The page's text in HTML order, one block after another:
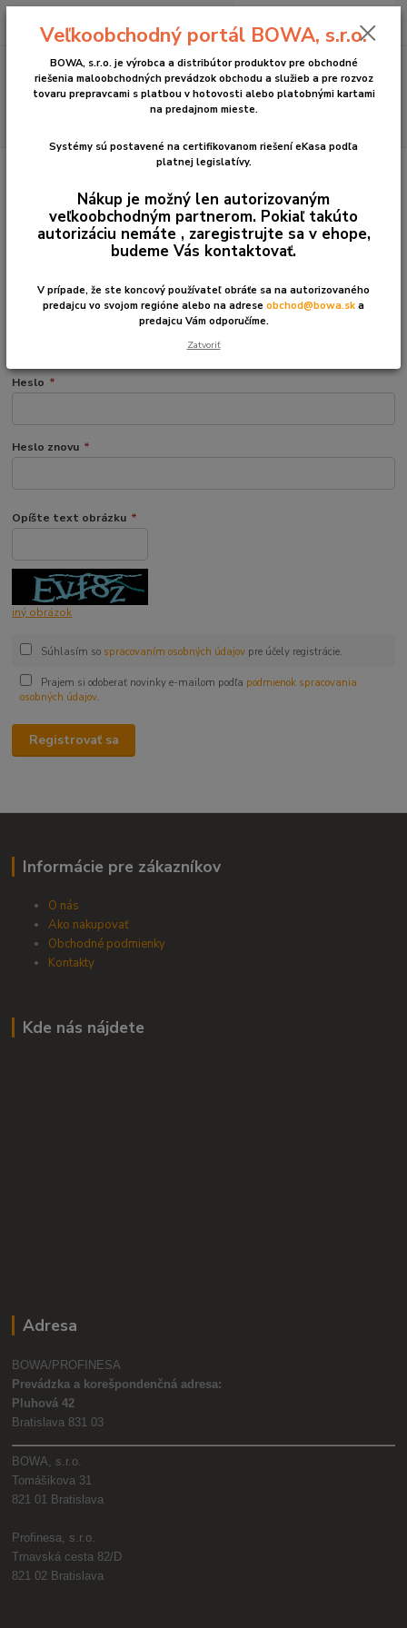
Menu
(Po-Pia, 8:30-17:00 hod.)
za0 €
Registrácia
*
Heslo *
Heslo znovu *
Opíšte text obrázku *
iný obrázok
Súhlasím so spracovaním osobných údajovpre účely registrácie.
Prajem si odoberať novinky e-mailom podľa podmienok spracovania
osobných údajov.
Registrovať sa
Informácie pre zákazníkov
O nás
Ako nakupovať
Obchodné podmienky
Kontakty
Kde nás nájdete
Adresa
BOWA/PROFINESA
Prevádzka a korešpondenčná adresa:
Pluhová 42
Bratislava 831 03
BOWA, s.r.o.
Tomášikova 31
821 01 Bratislava
Profinesa, s.r.o.
Trnavská cesta 82/D
821 02 Bratislava
Veľkoobchodný portál BOWA, s.r.o.
BOWA, s.r.o. je výrobca a distribútor produktov pre obchodné
riešenia maloobchodných prevádzok obchodu a služieb a pre rozvoz
tovaru prepravcami s platbou v hotovosti alebo platobnými kartami
na predajnom mieste.
Systémy sú postavené na certifikovanom riešení eKasa podľa
platnej legislatívy.
Nákup je možný len autorizovaným
veľkoobchodným partnerom. Pokiaľ takúto
autorizáciu nemáte , zaregistrujte sa v ehope,
budeme Vás kontaktovať.
V prípade, že ste koncový používateľ obráťe sa na autorizovaného
predajcu vo svojom regióne alebo na adrese obchod@bowa.sk a
predajcu Vám odporučíme.
Zatvoriť